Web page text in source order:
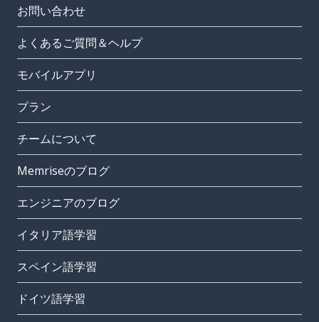
お問い合わせ
よくあるご質問＆ヘルプ
モバイルアプリ
プラン
チームについて
Memriseのブログ
エンジニアのブログ
イタリア語学習
スペイン語学習
ドイツ語学習